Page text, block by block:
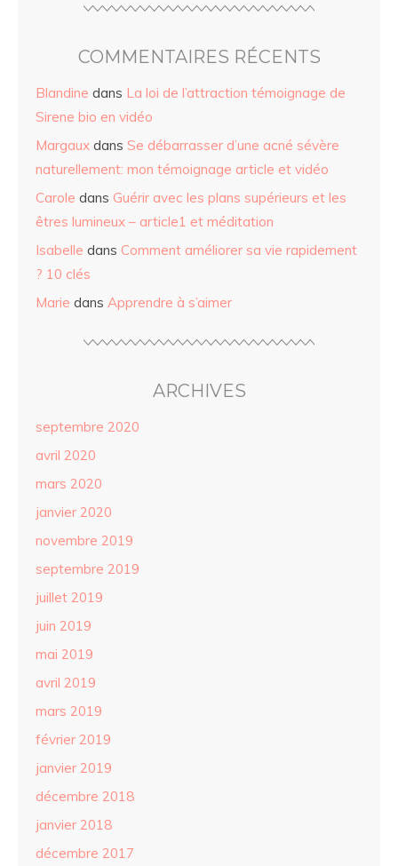
COMMENTAIRES RÉCENTS
Blandine dans La loi de l’attraction témoignage de
Sirene bio en vidéo
Margaux dans Se débarrasser d’une acné sévère
naturellement: mon témoignage article et vidéo
Carole dans Guérir avec les plans supérieurs et les
êtres lumineux – article1 et méditation
Isabelle dans Comment améliorer sa vie rapidement
? 10 clés
Marie dans Apprendre à s’aimer
ARCHIVES
septembre 2020
avril 2020
mars 2020
janvier 2020
novembre 2019
septembre 2019
juillet 2019
juin 2019
mai 2019
avril 2019
mars 2019
février 2019
janvier 2019
décembre 2018
janvier 2018
décembre 2017